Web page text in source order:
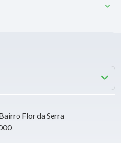
Flor da Serra